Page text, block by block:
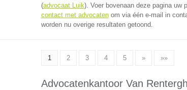
(advocaat Luik). Voer bovenaan deze pagina uw
contact met advocatenom via één e-mail in
worden nu overige resultaten getoond.
1 2 3 4 5 » »»
Advocatenkantoor Van